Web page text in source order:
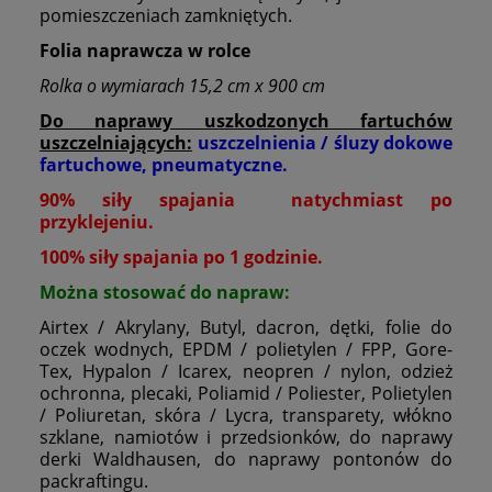
pomieszczeniach zamkniętych.
Folia naprawcza w rolce
Rolka o wymiarach 15,2 cm x 900 cm
Do naprawy uszkodzonych fartuchów
uszczelniających: uszczelnienia / śluzy dokowe
fartuchowe, pneumatyczne.
90% siły spajania natychmiast po
przyklejeniu.
100% siły spajania po 1 godzinie.
Można stosować do napraw:
Airtex / Akrylany, Butyl, dacron, dętki, folie do
oczek wodnych, EPDM / polietylen / FPP, Gore-
Tex, Hypalon / Icarex, neopren / nylon, odzież
ochronna, plecaki, Poliamid / Poliester, Polietylen
/ Poliuretan, skóra / Lycra, transparety, włókno
szklane, namiotów i przedsionków, do naprawy
derki Waldhausen, do naprawy pontonów do
packraftingu.